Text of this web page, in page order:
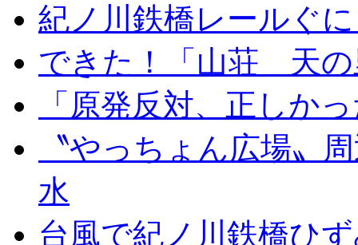
紀ノ川鉄橋レールぐ
できた！「山荘 天の
「原発反対、正しか
〝やっちょん広場〟
水
台風で紀ノ川鉄橋ひ